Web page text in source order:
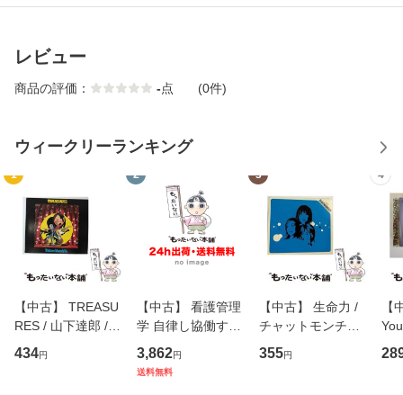
レビュー
商品の評価： -点 (0件)
ウィークリーランキング
1
【中古】 TREASU
RES / 山下達郎 /
イーストウエス
ト・ジャパン [CD]
434円
2
【中古】 看護管理
学 自律し協働する
専門職の看護マネ
ジメントスキル 改
3,862円
送料無料
3
【中古】 生命力 /
チャットモンチー /
キューンレコード
[CD]【メール便送
355円
4
【
のが